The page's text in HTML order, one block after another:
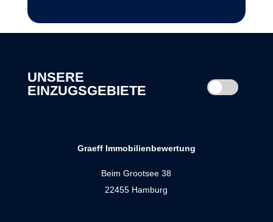
UNSERE
EINZUGSGEBIETE
Graeff Immobilienbewertung
Beim Grootsee 38
22455 Hamburg